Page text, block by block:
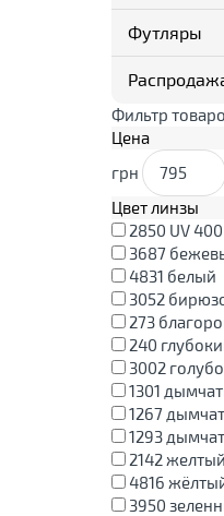
Футляры
Фильтр
Цена
грн
Цвет линзы
2850 UV 400
3687
4831 белый
3052
273
240
3002
1301
1267
1293
2142 желтый
4816
3950